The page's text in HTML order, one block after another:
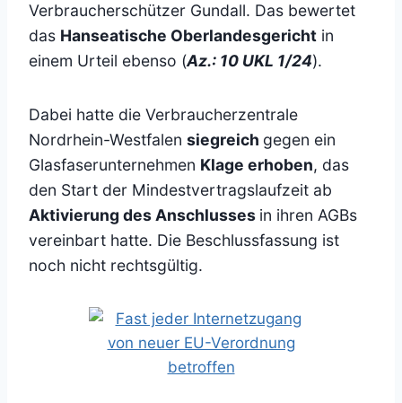
Verbraucherschützer Gundall. Das bewertet
das Hanseatische Oberlandesgericht in
einem Urteil ebenso (Az.: 10 UKL 1/24).
Dabei hatte die Verbraucherzentrale
Nordrhein-Westfalen siegreich gegen ein
Glasfaserunternehmen Klage erhoben, das
den Start der Mindestvertragslaufzeit ab
Aktivierung des Anschlusses in ihren AGBs
vereinbart hatte. Die Beschlussfassung ist
noch nicht rechtsgültig.